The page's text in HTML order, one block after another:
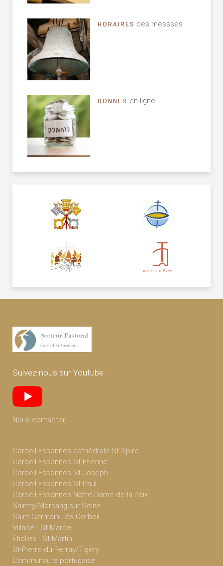
HORAIRES des messses
DONNER en ligne
Suivez-nous sur Youtube :
Nous contacter
Corbeil-Essonnes cathédrale St Spire
Corbeil-Essonnes St Etienne
Corbeil-Essonnes St Joseph
Corbeil-Essonnes St Paul
Corbeil-Essonnes Notre Dame de la Paix
Saintry/Morsang-sur-Seine
Saint-Germain-Lès-Corbeil
Villabé - St Marcel
Etiolles - St Martin
St-Pierre-du-Perray/Tigery
Communauté portugaise